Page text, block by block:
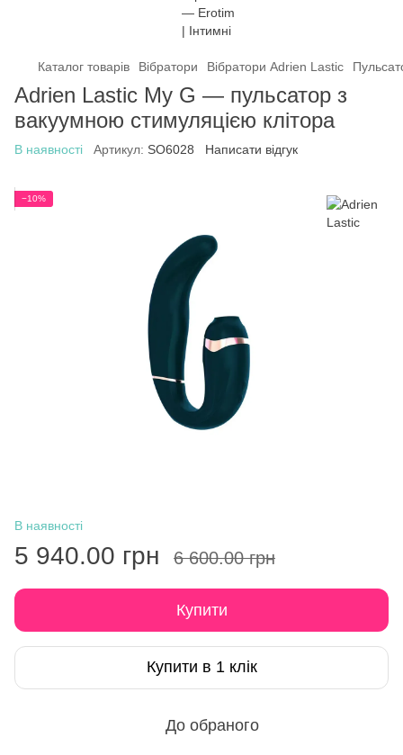
Каталог товарів Вібратори Вібратори Adrien Lastic
Adrien Lastic My G — пульсатор з
вакуумною стимуляцією клітора
В наявності Артикул: SO6028 Написати відгук
−10%
В наявності
5 940.00 грн 6 600.00 грн
Купити
Купити в 1 клік
До обраного